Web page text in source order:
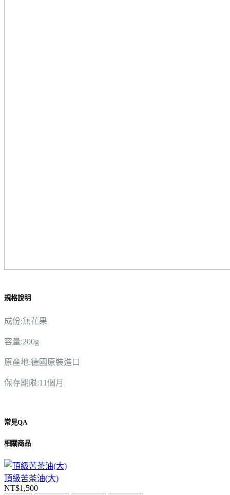
規格說明
成份:無花果
容量:200g
原產地:德國原裝進口
保存期限:11個月
常見QA
相關商品
頂級苦茶油(大)
NT$1,500